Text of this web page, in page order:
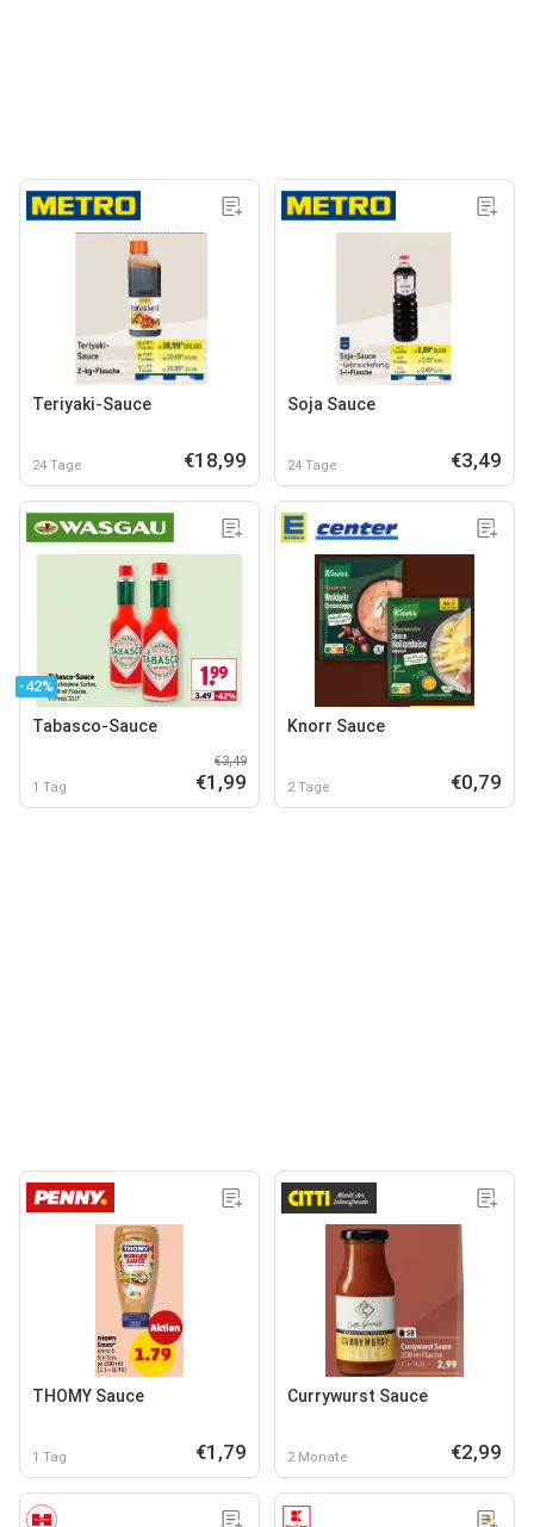
Teriyaki-Sauce
24 Tage €18,99
Soja Sauce
24 Tage €3,49
-42%
Tabasco-Sauce
1 Tag
€3,49
€1,99
Knorr Sauce
2 Tage €0,79
THOMY Sauce
1 Tag €1,79
Currywurst Sauce
2 Monate €2,99